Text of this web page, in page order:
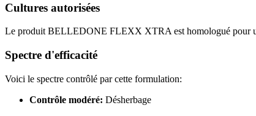
Cultures autorisées
Le produit BELLEDONE FLEXX XTRA est homologué pour
Spectre d'efficacité
Voici le spectre contrôlé par cette formulation:
Contrôle modéré: Désherbage